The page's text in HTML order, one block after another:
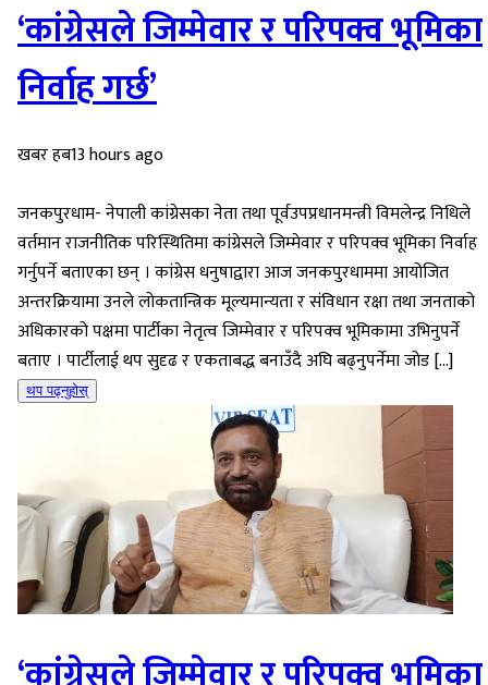
‘कांग्रेसले जिम्मेवार र परिपक्व भूमिका
निर्वाह गर्छ’
खबर हब13 hours ago
जनकपुरधाम- नेपाली कांग्रेसका नेता तथा पूर्वउपप्रधानमन्त्री विमलेन्द्र निधिले
वर्तमान राजनीतिक परिस्थितिमा कांग्रेसले जिम्मेवार र परिपक्व भूमिका निर्वाह
गर्नुपर्ने बताएका छन् । कांग्रेस धनुषाद्वारा आज जनकपुरधाममा आयोजित
अन्तरक्रियामा उनले लोकतान्त्रिक मूल्यमान्यता र संविधान रक्षा तथा जनताको
अधिकारको पक्षमा पार्टीका नेतृत्व जिम्मेवार र परिपक्व भूमिकामा उभिनुपर्ने
बताए । पार्टीलाई थप सुदृढ र एकताबद्ध बनाउँदै अघि बढ्नुपर्नेमा जोड […]
थप पढ्नुहोस्